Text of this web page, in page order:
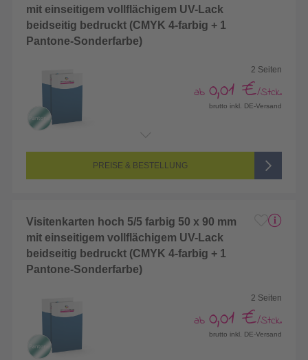
mit einseitigem vollflächigem UV-Lack
beidseitig bedruckt (CMYK 4-farbig + 1
Pantone-Sonderfarbe)
2 Seiten
ab 0,01 €/Stck.
brutto inkl. DE-Versand
Seitenanzahl: 2-seitig (Vorderseite und Rückseite bedruckt)
5/5-farbig (vollfarbig bedruckt + 1 Sonderfarbe)
PREISE & BESTELLUNG
Visitenkarten hoch 5/5 farbig 50 x 90 mm
mit einseitigem vollflächigem UV-Lack
beidseitig bedruckt (CMYK 4-farbig + 1
Pantone-Sonderfarbe)
2 Seiten
ab 0,01 €/Stck.
brutto inkl. DE-Versand